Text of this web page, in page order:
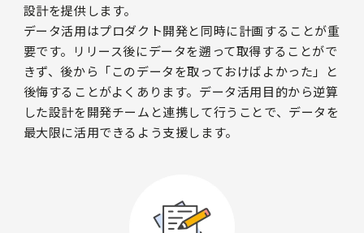
設計を提供します。
データ活用はプロダクト開発と同時に計画することが重
要です。リリース後にデータを遡って取得することがで
きず、後から「このデータを取っておけばよかった」と
後悔することがよくあります。データ活用目的から逆算
した設計を開発チームと連携して行うことで、データを
最大限に活用できるよう支援します。